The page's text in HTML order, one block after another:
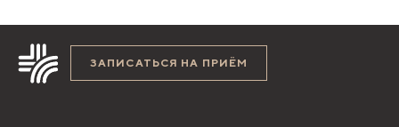
ЗАПИСАТЬСЯ НА ПРИЁМ